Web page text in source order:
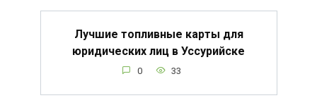
Лучшие топливные карты для
юридических лиц в Уссурийске
0 33